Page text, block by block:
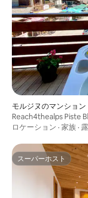
モルジヌのマンション
Reach4thealps Piste
ロケーション · 家族 ·
スーパーホスト
スーパーホスト